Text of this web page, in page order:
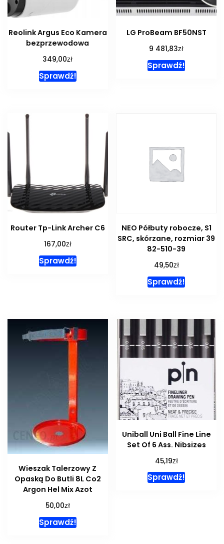
Reolink Argus Eco Kamera
bezprzewodowa
349,00zł
Sprawdź!
LG ProBeam BF50NST
9 481,83zł
Sprawdź!
Router Tp-Link Archer C6
167,00zł
Sprawdź!
NEO Półbuty robocze, S1
SRC, skórzane, rozmiar 39
82-510-39
49,50zł
Sprawdź!
Wieszak Talerzowy Z
Opaską Do Butli 8L Co2
Argon Hel Mix Azot
50,00zł
Sprawdź!
Uniball Uni Ball Fine Line
Set Of 6 Ass. Nibsizes
45,19zł
Sprawdź!